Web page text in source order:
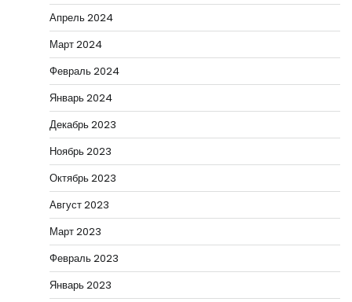
Апрель 2024
Март 2024
Февраль 2024
Январь 2024
Декабрь 2023
Ноябрь 2023
Октябрь 2023
Август 2023
Март 2023
Февраль 2023
Январь 2023